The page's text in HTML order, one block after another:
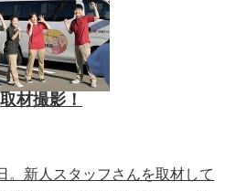
取材撮影！
。新人スタッフさんを取材して